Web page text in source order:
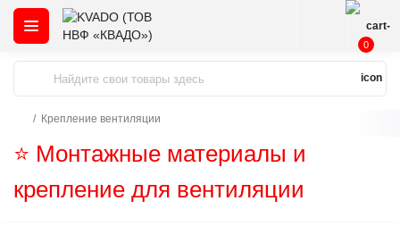
0
Крепление вентиляции
⭐️ Монтажные материалы и
крепление для вентиляции